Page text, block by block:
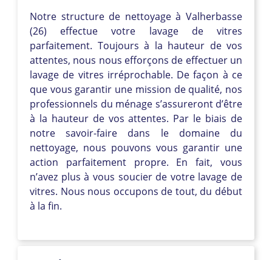
Notre structure de nettoyage à Valherbasse
(26) effectue votre lavage de vitres
parfaitement. Toujours à la hauteur de vos
attentes, nous nous efforçons de effectuer un
lavage de vitres irréprochable. De façon à ce
que vous garantir une mission de qualité, nos
professionnels du ménage s’assureront d’être
à la hauteur de vos attentes. Par le biais de
notre savoir-faire dans le domaine du
nettoyage, nous pouvons vous garantir une
action parfaitement propre. En fait, vous
n’avez plus à vous soucier de votre lavage de
vitres. Nous nous occupons de tout, du début
à la fin.